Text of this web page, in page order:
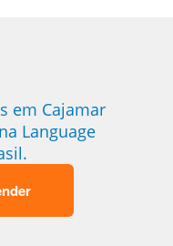
em Cajamar
Language